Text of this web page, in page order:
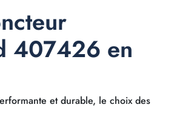
407426 en
et durable, le choix des